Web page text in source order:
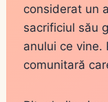
considerat un
sacrificiul său
anului ce vine.
comunitară